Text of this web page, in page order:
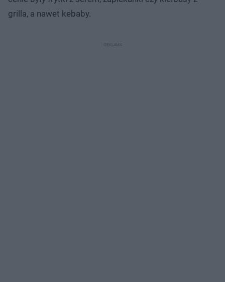
grilla, a nawet kebaby.